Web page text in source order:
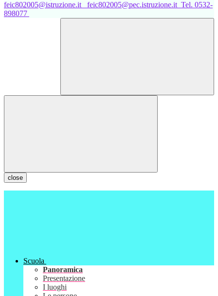
feic802005@istruzione.it feic802005@pec.istruzione.it Tel. 0532-
898077
close
Scuola
Panoramica
Presentazione
I luoghi